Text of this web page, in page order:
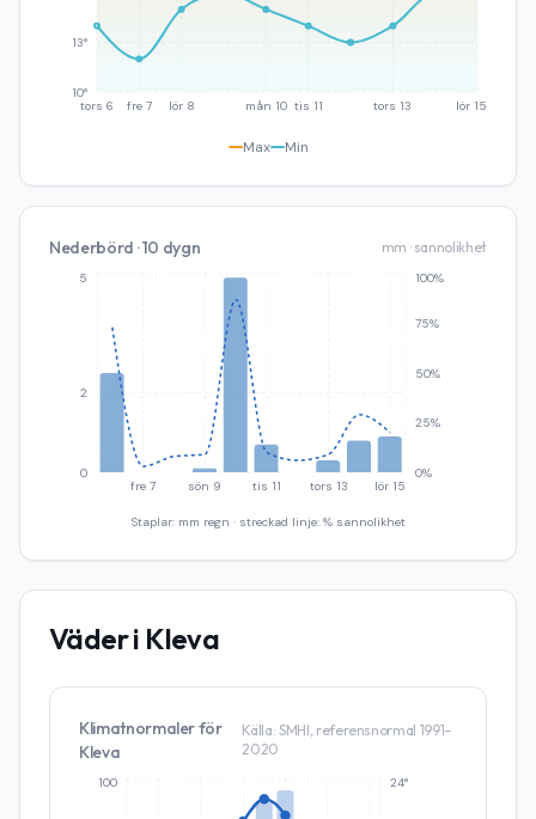
tors 6 fre 7 lör 8 mån 10 tis 11 tors 13 lör 15
10°
13°
Max Min
Nederbörd · 10 dygn mm · sannolikhet
fre 7 sön 9 tis 11 tors 13 lör 15
0
2
5
0%
25%
50%
75%
100%
Staplar: mm regn · streckad linje: % sannolikhet
Väder i Kleva
Klimatnormaler för
Kleva
Källa: SMHI, referensnormal 1991–
2020
100 24°